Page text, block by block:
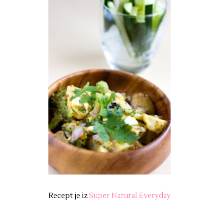
Recept je izSuper Natural Everyday